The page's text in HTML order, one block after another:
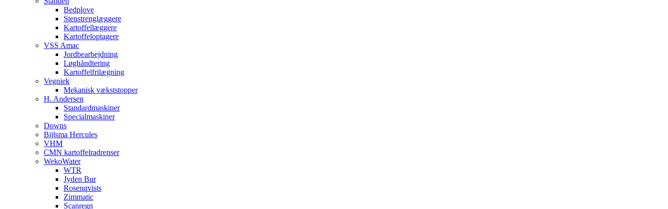
Bedplove
Stenstrenglæggere
Kartoffellæggere
Kartoffeloptagere
VSS Amac
Jordbearbejdning
Løghåndtering
Kartoffelfrilægning
Vegniek
Mekanisk vækststopper
H. Andersen
Standardmaskiner
Specialmaskiner
Downs
Bijlsma Hercules
VHM
CMN kartoffelradrenser
WekoWater
WTR
Jyden Bur
Rosenqvists
Zimmatic
Scanregn